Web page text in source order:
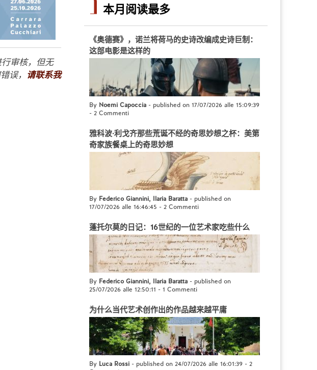
审核，但无
误， 请联系我
本月阅读最多
《奥德赛》，诺兰将荷马的史诗改编成史诗巨制：
这部电影是这样的
By Noemi Capoccia - published on 17/07/2026 alle 15:09:39
- 2 Commenti
雅科波·利戈齐那些荒诞不经的奇思妙想之杯：美第
奇家族餐桌上的奇思妙想
By Federico Giannini, Ilaria Baratta - published on
17/07/2026 alle 16:46:45 - 2 Commenti
蓬托尔莫的日记：16世纪的一位艺术家吃些什么
By Federico Giannini, Ilaria Baratta - published on
25/07/2026 alle 12:50:11 - 1 Commenti
为什么当代艺术创作出的作品越来越平庸
By Luca Rossi - published on 24/07/2026 alle 16:01:39 - 2